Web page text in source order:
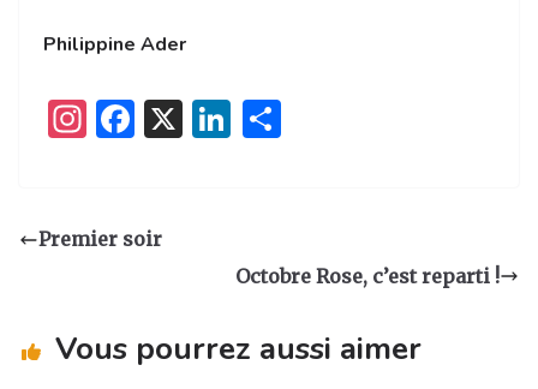
Philippine Ader
I
a
m
F
e
o
X
Li
dI er
Premier soir
Octobre Rose, c’est reparti !
Vous pourrez aussi aimer